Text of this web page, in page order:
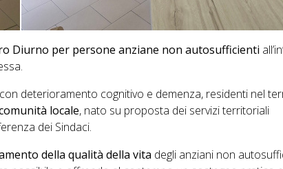
Diurno per persone anziane non autosufficienti
deterioramento cognitivo e demenza, residenti nel
locale, nato su proposta dei servizi territoriali
dei Sindaci.
della qualità della vita degli anziani non